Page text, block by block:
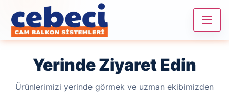
Yerinde Ziyaret Edin
Ürünlerimizi yerinde görmek ve uzman ekibimizden